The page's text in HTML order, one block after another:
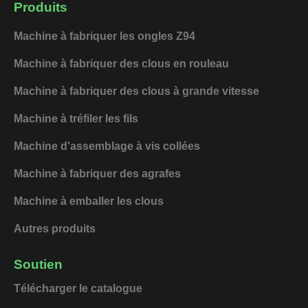
o
k
d
n
b
Produits
Machine à fabriquer les ongles Z94
Machine à fabriquer des clous en rouleau
Machine à fabriquer des clous à grande vitesse
Machine à tréfiler les fils
Machine d'assemblage à vis collées
Machine à fabriquer des agrafes
Machine à emballer les clous
Autres produits
Soutien
Télécharger le catalogue